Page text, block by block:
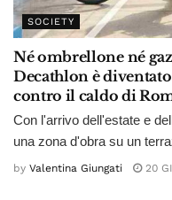
SOCIETY
Né ombrellone né
Decathlon è
contro il caldo di
Con l'arrivo dell'estate e
una zona d'obra su un
by Valentina Giungati 20